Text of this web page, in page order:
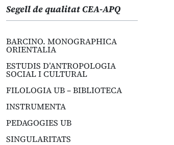
Segell de qualitat CEA-APQ
BARCINO. MONOGRAPHICA
ORIENTALIA
ESTUDIS D’ANTROPOLOGIA
SOCIAL I CULTURAL
FILOLOGIA UB – BIBLIOTECA
INSTRUMENTA
PEDAGOGIES UB
SINGULARITATS